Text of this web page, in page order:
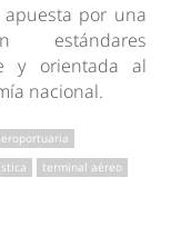
apuesta por una
estándares
y orientada al
nacional.
terminal aéreo